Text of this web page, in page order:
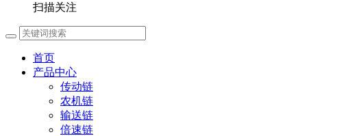
扫描关注
首页
产品中心
传动链
农机链
输送链
倍速链